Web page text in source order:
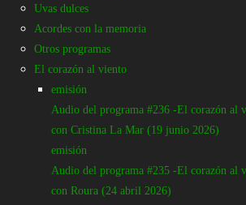
Uvas dulces
Acordes con la memoria
Otros programas
El corazón al viento
emisión
Audio del programa #236 -El corazón al
con Cristina La Mar (19 junio 2026)
emisión
Audio del programa #235 -El corazón al
con Roura (24 abril 2026)
agenda miscelánea noticias
Vueltas por el Mundo
La autogestión)
Gonzalo Benito
marzo 17, 2023